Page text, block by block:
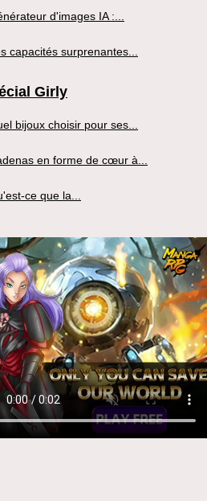
d'images IA :...
capacités surprenantes...
Girly
bijoux choisir pour ses...
en forme de cœur à...
ce que la...